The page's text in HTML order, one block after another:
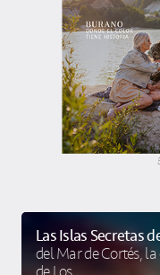
Las Islas Secretas
del Mar de Cortés,
de Los